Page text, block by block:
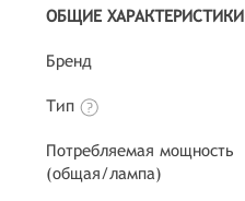
ОБЩИЕ ХАРАКТЕРИСТИКИ
Бренд
Тип
Потребляемая мощность
(общая/лампа)